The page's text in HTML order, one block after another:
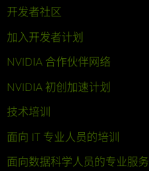
开发者社区
加入开发者计划
NVIDIA 合作伙伴网络
NVIDIA 初创加速计划
技术培训
面向 IT 专业人员的培训
面向数据科学人员的专业服务